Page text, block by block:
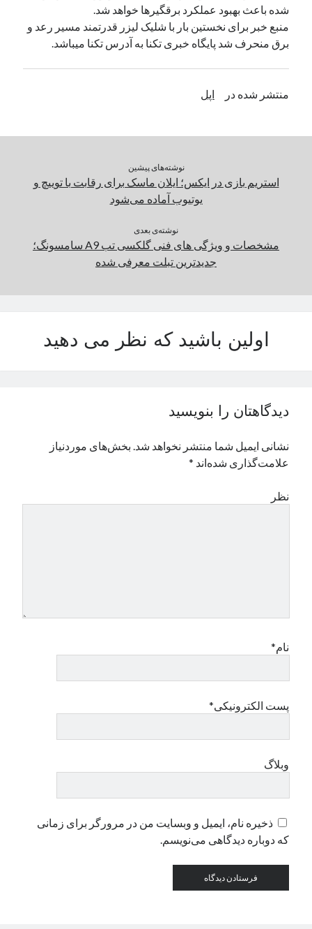
دسته‌ها
اپل
شده باعث بهبود عملکرد برقگیرها خواهد شد.
منبع خبر برای نخستین بار با شلیک لیزر قدرتمند مسیر رعد و
برق منحرف شد پایگاه خبری تکنا به آدرس تکنا میباشد.
منتشر شده در اپل
نوشته‌های پیشین
استریم بازی در ایکس؛ ایلان ماسک برای رقابت‌ با توییچ و
یوتیوب آماده می‌شود
نوشته‌ی بعدی
مشخصات و ویژگی های فنی گلکسی تب A9 سامسونگ؛
جدیدترین تبلت معرفی شده
اولین باشید که نظر می دهید
دیدگاهتان را بنویسید
نشانی ایمیل شما منتشر نخواهد شد. بخش‌های موردنیاز
علامت‌گذاری شده‌اند *
نظر
نام*
پست الکترونیکی*
وبلاگ
ذخیره نام، ایمیل و وبسایت من در مرورگر برای زمانی
که دوباره دیدگاهی می‌نویسم.